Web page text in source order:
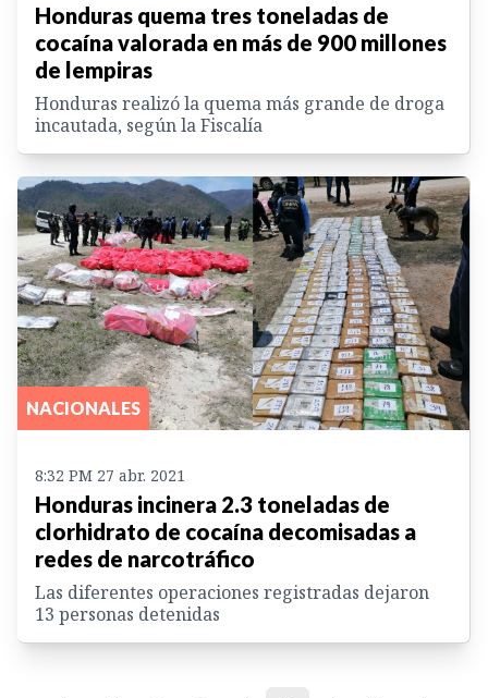
Honduras quema tres toneladas de
cocaína valorada en más de 900 millones
de lempiras
Honduras realizó la quema más grande de droga
incautada, según la Fiscalía
NACIONALES
8:32 PM 27 abr. 2021
Honduras incinera 2.3 toneladas de
clorhidrato de cocaína decomisadas a
redes de narcotráfico
Las diferentes operaciones registradas dejaron
13 personas detenidas